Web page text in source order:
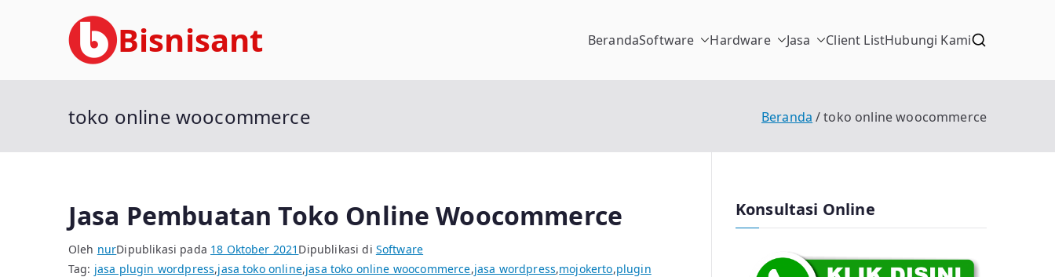
Bisnisant BerandaSoftware Hardware Jasa Client ListHubungi Kami
toko online woocommerce Beranda toko online woocommerce
Jasa Pembuatan Toko Online Woocommerce
Oleh nurDipublikasi pada 18 Oktober 2021 Dipublikasi di Software
Tag: jasa plugin wordpress,jasa toko online,jasa toko online woocommerce,jasa wordpress,mojokerto,plugin
Konsultasi Online